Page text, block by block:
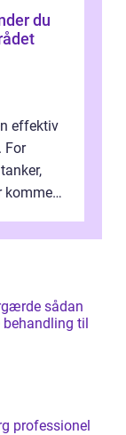
effektiv
For
komme
sådan
behandling til